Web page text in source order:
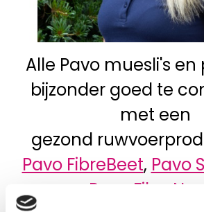
Alle Pavo muesli's en
bijzonder goed te
met een
gezond
Pavo FibreBeet, Pavo
Pavo